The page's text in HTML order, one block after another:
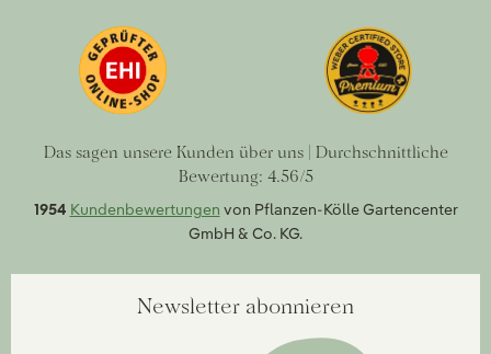
Das sagen unsere Kunden über uns | Durchschnittliche
Bewertung: 4.56/5
1954 Kundenbewertungen von Pflanzen-Kölle Gartencenter
GmbH & Co. KG.
Newsletter abonnieren